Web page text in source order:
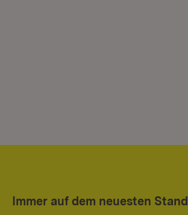
Immer auf dem neuesten Stand